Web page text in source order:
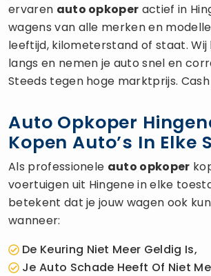
ervaren auto opkoper actief in
wagens van alle merken en
leeftijd, kilometerstand of staat. Wij
langs en nemen je auto snel en
Steeds tegen hoge marktprijs.
Auto Opkoper
Kopen Auto’s In Elke
Als professionele auto opkoper
voertuigen uit Hingene in elke
betekent dat je jouw wagen ook
wanneer:
De Keuring Niet Meer Geldig Is,
Je Auto Schade Heeft Of Niet